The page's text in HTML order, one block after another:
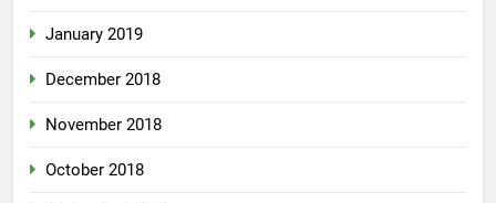
January 2019
December 2018
November 2018
October 2018